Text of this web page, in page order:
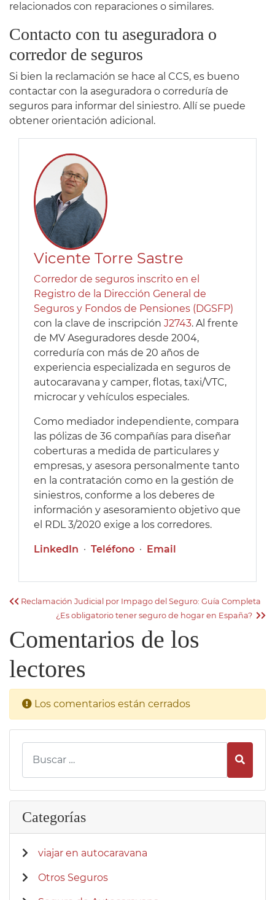
relacionados con reparaciones o similares.
Contacto con tu aseguradora o
corredor de seguros
Si bien la reclamación se hace al CCS, es bueno
contactar con la aseguradora o correduría de
seguros para informar del siniestro. Allí se puede
obtener orientación adicional.
Vicente Torre Sastre
Corredor de seguros inscrito en el
Registro de la Dirección General de
Seguros y Fondos de Pensiones (DGSFP)
con la clave de inscripción J2743. Al frente
de MV Aseguradores desde 2004,
correduría con más de 20 años de
experiencia especializada en seguros de
autocaravana y camper, flotas, taxi/VTC,
microcar y vehículos especiales.
Como mediador independiente, compara
las pólizas de 36 compañías para diseñar
coberturas a medida de particulares y
empresas, y asesora personalmente tanto
en la contratación como en la gestión de
siniestros, conforme a los deberes de
información y asesoramiento objetivo que
el RDL 3/2020 exige a los corredores.
LinkedIn · Teléfono · Email
Reclamación Judicial por Impago del Seguro: Guía Completa​
¿Es obligatorio tener seguro de hogar en España?
Comentarios de los
lectores
Los comentarios están cerrados
Categorías
viajar en autocaravana
Otros Seguros